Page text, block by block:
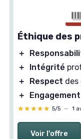
Éthique des
＋
＋
Intégrité
＋
Respect des
＋
Engagement
★★★★★
★★★★★ 5/5 — 1
Voir l'offre